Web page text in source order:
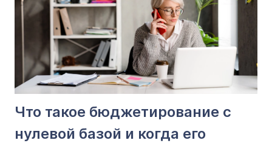
Что такое бюджетирование с
нулевой базой и когда его